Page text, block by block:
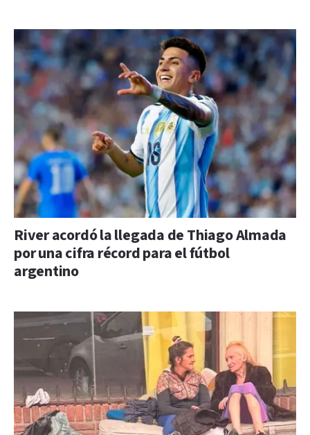
River acordó la llegada de Thiago Almada
por una cifra récord para el fútbol
argentino